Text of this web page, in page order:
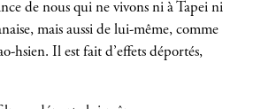
de nous qui ne vivons ni à Tapei ni
mais aussi de lui-même, comme
hsien. Il est fait d’effets déportés,